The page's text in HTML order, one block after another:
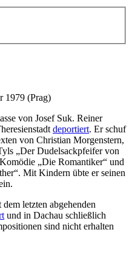
1979 (Prag)
von Josef Suk. Reiner
deportiert. Er schuf
von Christian Morgenstern,
„Der Dudelsackpfeifer von
„Die Romantiker“ und
Mit Kindern übte er seinen
letzten abgehenden
und in Dachau schließlich
sind nicht erhalten